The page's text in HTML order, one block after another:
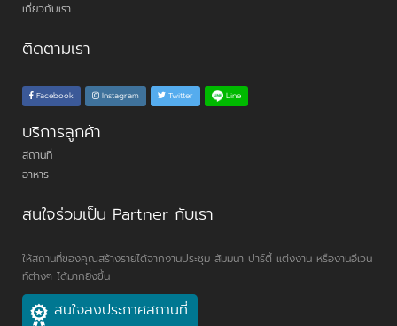
เกี่ยวกับเรา
ติดตามเรา
Facebook Instagram Twitter Line
บริการลูกค้า
สถานที่
อาหาร
สนใจร่วมเป็น Partner กับเรา
ให้สถานที่ของคุณสร้างรายได้จากงานประชุม สัมมนา ปาร์ตี้ แต่งงาน หรืองานอีเวน
ท์ต่างๆ ได้มากยิ่งขึ้น
สนใจลงประกาศสถานที่